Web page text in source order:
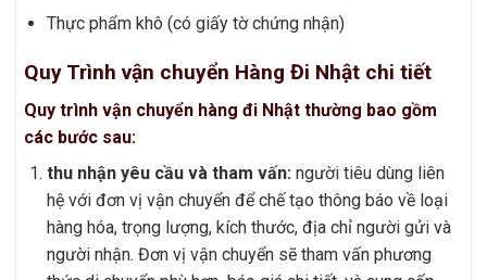
Thực phẩm khô (có giấy tờ chứng nhận)
Quy Trình vận chuyển Hàng Đi Nhật chi tiết
Quy trình vận chuyển hàng đi Nhật thường bao gồm
các bước sau:
thu nhận yêu cầu và tham vấn: người tiêu dùng liên
hệ với đơn vị vận chuyển để chế tạo thông báo về loại
hàng hóa, trọng lượng, kích thước, địa chỉ người gửi và
người nhận. Đơn vị vận chuyển sẽ tham vấn phương